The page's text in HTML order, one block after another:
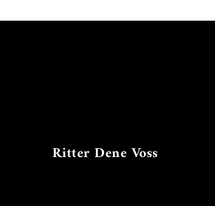
Ritter Dene Voss